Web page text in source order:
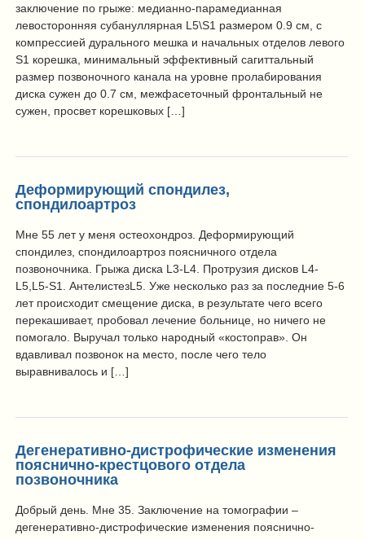
заключение по грыже: медианно-парамедианная
левосторонняя субануллярная L5\S1 размером 0.9 см, с
компрессией дурального мешка и начальных отделов левого
S1 корешка, минимальный эффективный сагиттальный
размер позвоночного канала на уровне пролабирования
диска сужен до 0.7 см, межфасеточный фронтальный не
сужен, просвет корешковых […]
Деформирующий спондилез,
спондилоартроз
Мне 55 лет у меня остеохондроз. Деформирующий
спондилез, спондилоартроз поясничного отдела
позвоночника. Грыжа диска L3-L4. Протрузия дисков L4-
L5,L5-S1. АнтелистезL5. Уже несколько раз за последние 5-6
лет происходит смещение диска, в результате чего всего
перекашивает, пробовал лечение больнице, но ничего не
помогало. Выручал только народный «костоправ». Он
вдавливал позвонок на место, после чего тело
выравнивалось и […]
Дегенеративно-дистрофические изменения
пояснично-крестцового отдела
позвоночника
Добрый день. Мне 35. Заключение на томографии –
дегенеративно-дистрофические изменения пояснично-